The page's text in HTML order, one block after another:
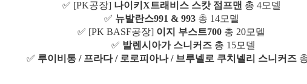
✅ [PK공장] 나이키X트래비스 스캇 점프맨 총 4모델
✅ 뉴발란스991 & 993총 14모델
✅ [PK BASF공장] 이지 부스트700 총 20모델
✅ 발렌시아가 스니커즈 총 15모델
✅ 루이비통 / 프라다 / 로로피아나 / 브루넬로 쿠치넬리 스니커즈